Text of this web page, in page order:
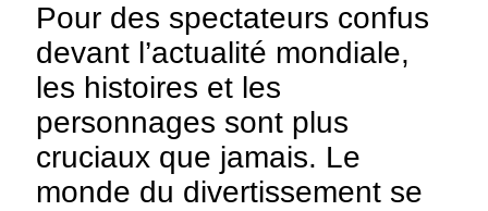
Pour des spectateurs confus
devant l’actualité mondiale,
les histoires et les
personnages sont plus
cruciaux que jamais. Le
monde du divertissement se